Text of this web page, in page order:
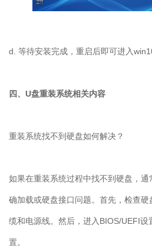
d. 等待安装完成，重启后即可进入
四、U盘重装系统相关内容
重装系统找不到硬盘如何解决？
如果在重装系统过程中找不到硬盘，
确加载或硬盘接口问题。首先，检查
缆和电源线。然后，进入 BIOS/UEFI设
置。